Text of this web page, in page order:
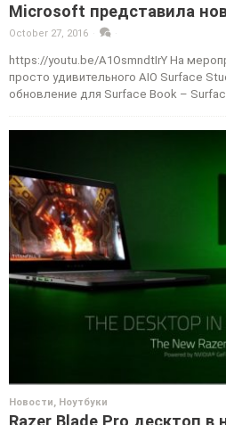
Microsoft представила
October 27, 2016
https://youtu.be/A1OsmndtIrY На
просто удивительного AIO Surface
обновление для Surface Book –
Новости, Ноутбуки
Razer Blade Pro десктоп в